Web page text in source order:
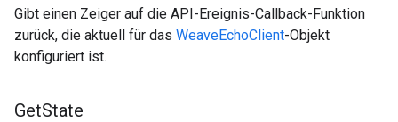
Gibt einen Zeiger auf die API-Ereignis-Callback-Funktion
zurück, die aktuell für das WeaveEchoClient-Objekt
konfiguriert ist.
GetState